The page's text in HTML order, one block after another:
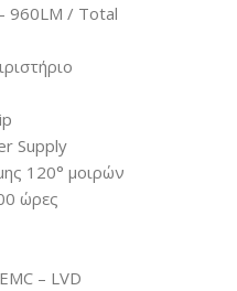
960LM / Total
Supply
120° μοιρών
ώρες
– LVD